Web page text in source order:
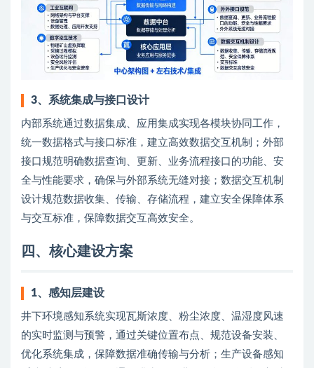
3、 系统集成与接口设计
内部系统通过数据集成、应用集成实现各模块协同工作，
统一数据格式与接口标准，建立高效数据交互机制；外部
接口规范明确数据查询、更新、业务流程接口的功能、安
全与性能要求，确保与外部系统无缝对接；数据交互机制
设计规范数据收集、传输、存储流程，建立安全保障体系
与交互标准，保障数据交互高效安全。
四 、核心建设方案
1、 感知层建设
井下环境感知系统实现瓦斯浓度、粉尘浓度、温湿度风速
的实时监测与预警，通过关键位置布点、规范设备安装、
优化系统集成，保障数据准确传输与分析；生产设备感知